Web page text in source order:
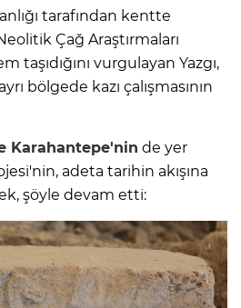
tarafından kentte
Çağ Araştırmaları
taşıdığını vurgulayan Yazgı,
bölgede kazı çalışmasının
Karahantepe'nin de yer
adeta tarihin akışına
şöyle devam etti: